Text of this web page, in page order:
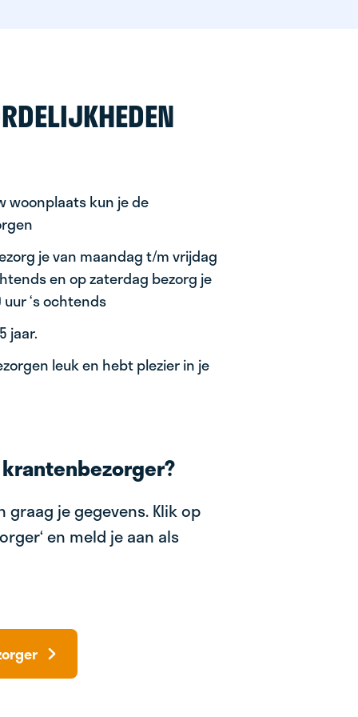
woonplaats kun je de
je van maandag t/m vrijdag
en op zaterdag bezorg je
‘s ochtends
jaar.
leuk en hebt plezier in je
graag je gegevens. Klik op
en meld je aan als